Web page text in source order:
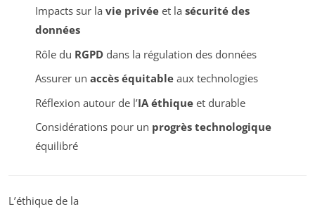
Impacts sur la vie privéeet la sécurité des
données
Rôle du RGPDdans la régulation des données
Assurer un accès équitableaux technologies
Réflexion autour de l’IA éthiqueet durable
Considérations pour un progrès technologique
équilibré
L’éthique de la